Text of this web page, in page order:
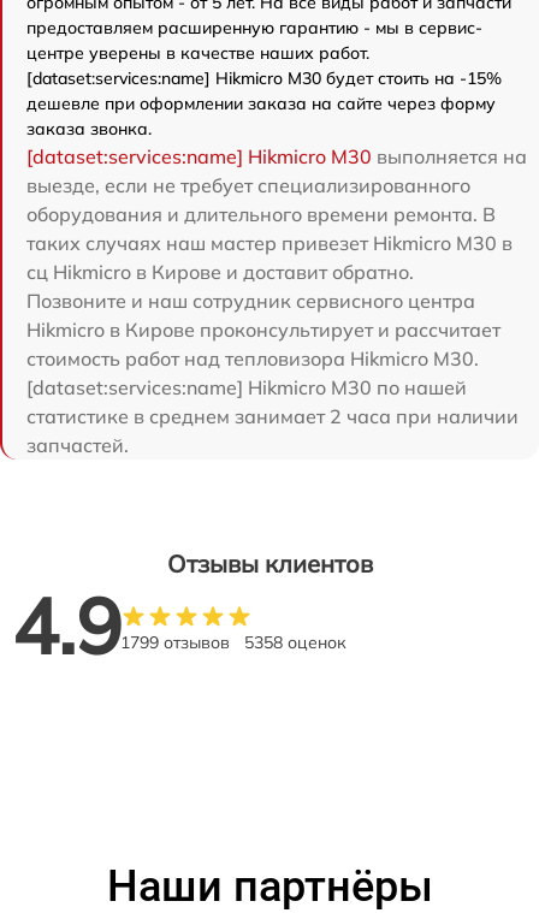
предоставляем расширенную гарантию - мы в сервис-
центре уверены в качестве наших работ.
[dataset:services:name] Hikmicro M30 будет стоить на -15%
дешевле при оформлении заказа на сайте через форму
заказа звонка.
[dataset:services:name] Hikmicro M30 выполняется на
выезде, если не требует специализированного
оборудования и длительного времени ремонта. В
таких случаях наш мастер привезет Hikmicro M30 в
сц Hikmicro в Кирове и доставит обратно.
Позвоните и наш сотрудник сервисного центра
Hikmicro в Кирове проконсультирует и рассчитает
стоимость работ над тепловизора Hikmicro M30.
[dataset:services:name] Hikmicro M30 по нашей
статистике в среднем занимает 2 часа при наличии
запчастей.
Отзывы клиентов
4.91799 отзывов 5358 оценок
Наши партнёры